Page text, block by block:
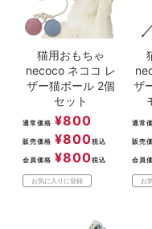
猫用おもちゃ
necoco ネココ レ
ザー猫ボール 2個
セット
通常価格 ¥800
販売価格 ¥800税込
会員価格 ¥800税込
お気に入りに登録
ザ
通常
販売
会員
お